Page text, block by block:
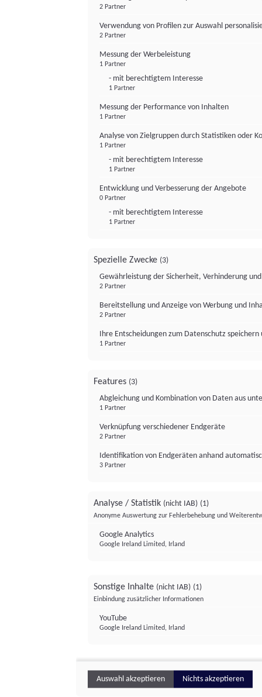
2 Partner
Verwendung von Profilen zur Auswahl
2 Partner
Messung der Werbeleistung
1 Partner
- mit berechtigtem Interesse
1 Partner
Messung der Performance von Inhalten
1 Partner
Analyse von Zielgruppen durch Statistiken oder
1 Partner
- mit berechtigtem Interesse
1 Partner
Entwicklung und Verbesserung der Angebote
0 Partner
- mit berechtigtem Interesse
1 Partner
Spezielle Zwecke (3)
Gewährleistung der Sicherheit, Verhinderung
2 Partner
Bereitstellung und Anzeige von Werbung und
2 Partner
Ihre Entscheidungen zum Datenschutz
1 Partner
Features (3)
Abgleichung und Kombination von Daten aus
1 Partner
Verknüpfung verschiedener Endgeräte
2 Partner
Identifikation von Endgeräten anhand
3 Partner
Analyse / Statistik (nicht IAB) (1)
Anonyme Auswertung zur Fehlerbehebung und
Google Analytics
Google Ireland Limited, Irland
Sonstige Inhalte (nicht IAB) (1)
Einbindung zusätzlicher Informationen
YouTube
Google Ireland Limited, Irland
Auswahl akzeptieren Nichts akzeptieren